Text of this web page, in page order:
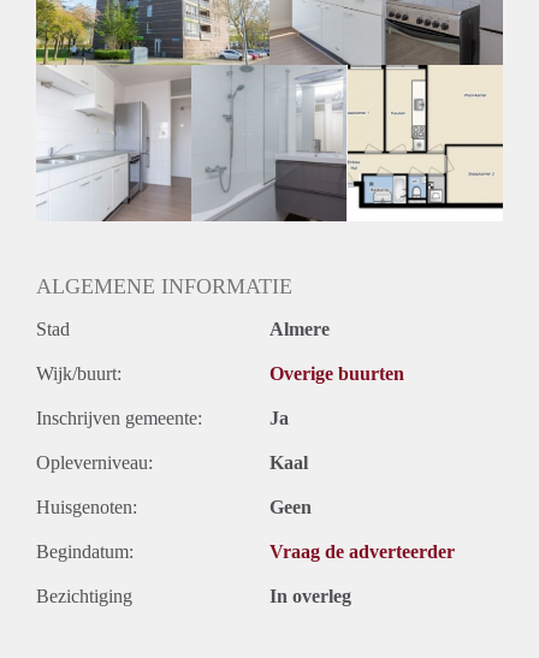
Huurtermijn
Onbepaalde termijn
Oplevering
Kaal
ALGEMENE INFORMATIE
Stad Almere
Wijk/buurt: Overige buurten
Inschrijven gemeente: Ja
Opleverniveau: Kaal
Huisgenoten: Geen
Begindatum: Vraag de adverteerder
Bezichtiging In overleg